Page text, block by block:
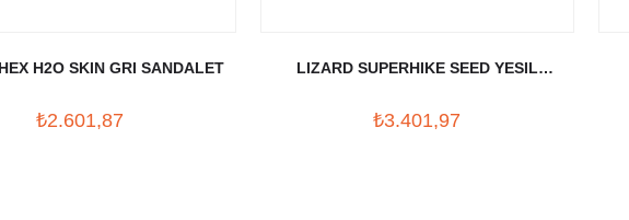
H2O SKIN GRI SANDALET
₺2.601,87
LIZARD SUPERHIKE SEED YESIL
₺3.401,97